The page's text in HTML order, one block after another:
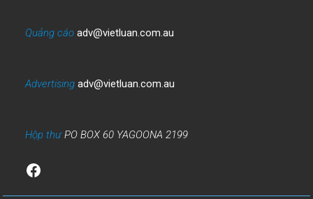
Quảng cáo adv@vietluan.com.au
Advertising adv@vietluan.com.au
Hộp thưPO BOX 60 YAGOONA 2199
Facebook